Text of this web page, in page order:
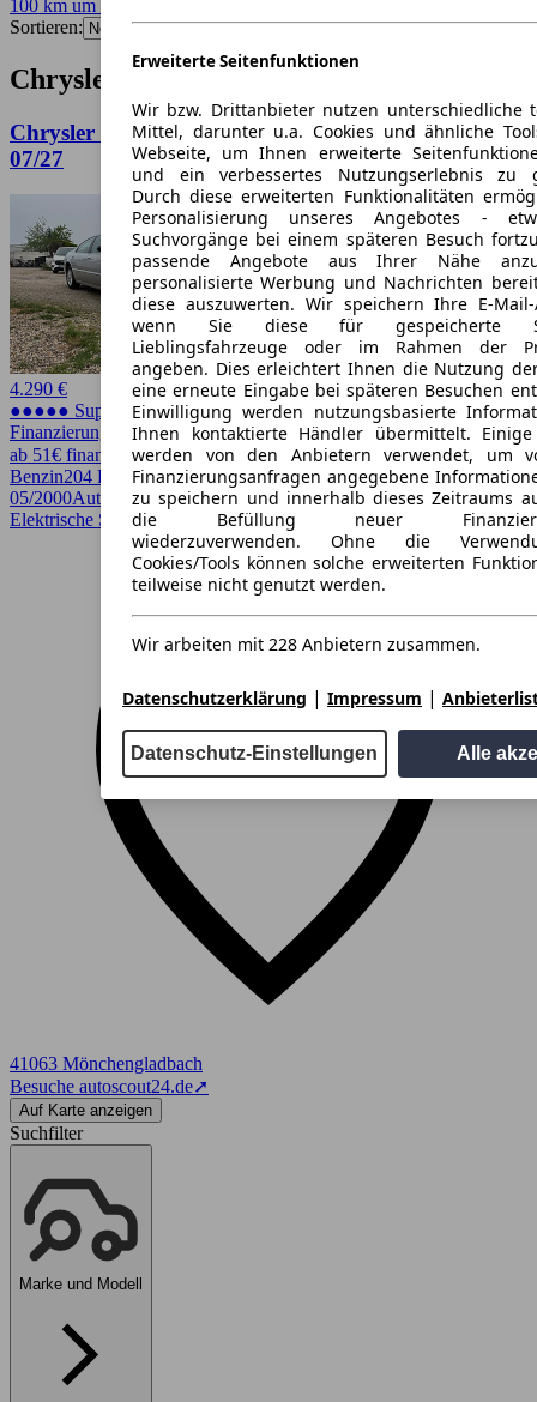
100 km um 45128
Sortieren:
Chrysler 300 M Angebote in Essen
Chrysler 300 M 2.7 V6 | 1. Hand | 84.060 km | TÜV
07/27
4.290 €
●●●●● Super Preis
Finanzierung möglich
ab 51€ finanzieren ↗
Benzin204 PS (150 kW)84.060 kmEZ
05/2000Automatik Limousine4 Türen
Elektrische Sitze
41063 Mönchengladbach
Besuche autoscout24.de➚
Auf Karte anzeigen
Suchfilter
Marke und Modell
Erweiterte Seitenfunktionen
Wir bzw. Drittanbieter nutzen unterschiedliche
Mittel, darunter u.a. Cookies und ähnliche
Webseite, um Ihnen erweiterte
und ein verbessertes Nutzungserlebnis zu
Durch diese erweiterten Funktionalitäten
Personalisierung unseres Angebotes -
Suchvorgänge bei einem späteren Besuch
passende Angebote aus Ihrer Nähe
personalisierte Werbung und Nachrichten
diese auszuwerten. Wir speichern Ihre E-Mail-
wenn Sie diese für gespeicherte
Lieblingsfahrzeuge oder im Rahmen der
angeben. Dies erleichtert Ihnen die Nutzung
eine erneute Eingabe bei späteren Besuchen
Einwilligung werden nutzungsbasierte
Ihnen kontaktierte Händler übermittelt. Einige
werden von den Anbietern verwendet, um
Finanzierungsanfragen angegebene
zu speichern und innerhalb dieses Zeitraums
die Befüllung neuer
wiederzuverwenden. Ohne die
Cookies/Tools können solche erweiterten
teilweise nicht genutzt werden.
Wir arbeiten mit 228 Anbietern zusammen.
Datenschutzerklärung | Impressum |
Datenschutz-Einstellungen Alle